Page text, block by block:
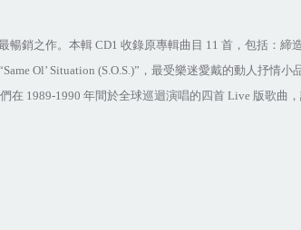
暢銷之作。本輯 CD1 收錄原專輯曲目 11 首，包括：締
Ol’ Situation (S.O.S.)” ，最受樂迷愛戴的動人抒情小
在 1989-1990 年間於全球巡迴演唱的四首 Live 版歌曲